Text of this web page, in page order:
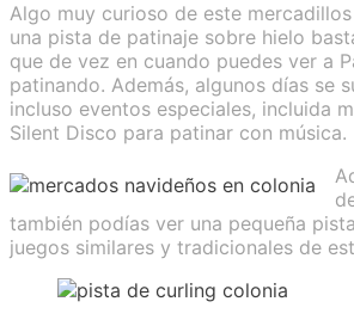
Algo muy curioso de este
una pista de patinaje sobre hielo
que de vez en cuando puedes ver a
patinando. Además, algunos días se
incluso eventos especiales, incluida
Silent Disco para patinar con música.
también podías ver una pequeña
juegos similares y tradicionales de